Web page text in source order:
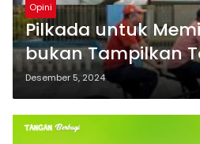
Opini
Pilkada untuk
bukan Tampilkan
Desember 5, 2024